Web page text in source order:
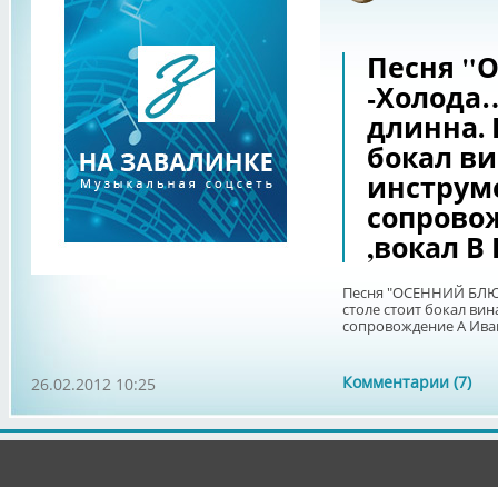
Песня
-
длинна.
бокал
,вокал В
Песня "ОСЕННИЙ
столе стоит бокал
сопровождение А
Комментарии (7)
26.02.2012 10:25